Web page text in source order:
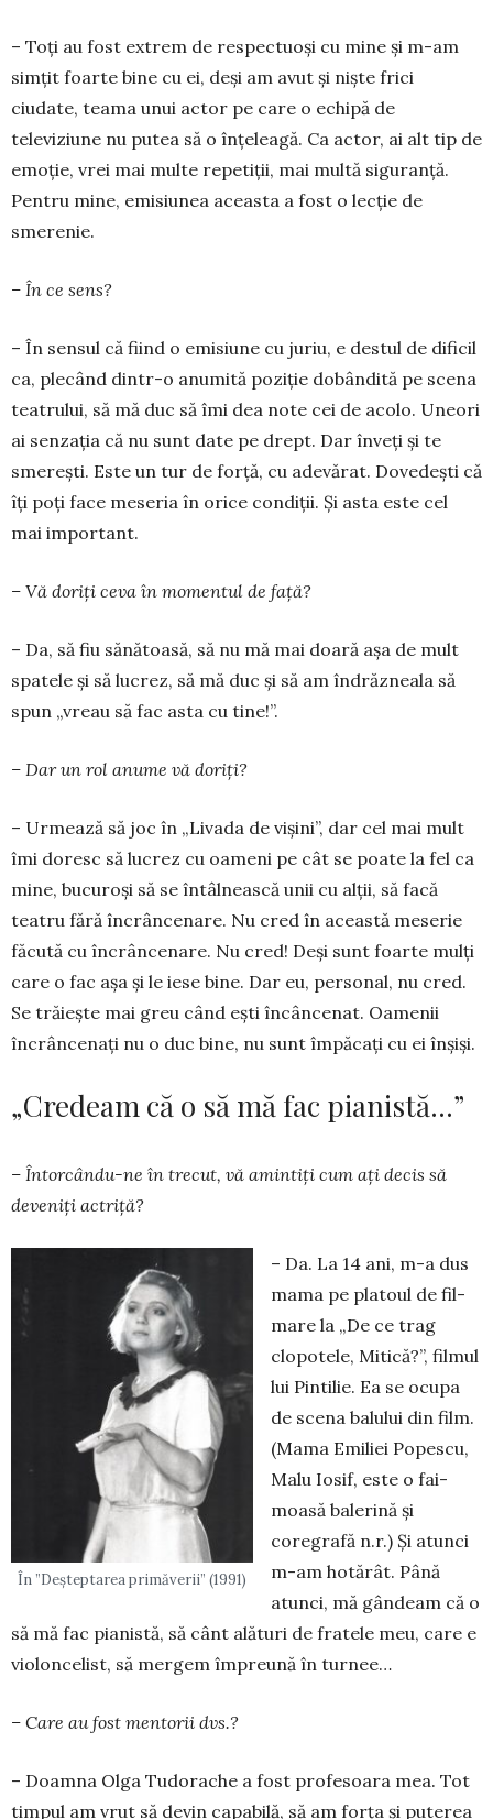
– Toți au fost extrem de respec­tuoși cu mine și m-am
simțit foarte bine cu ei, deși am avut și niște frici
ciudate, teama unui actor pe care o echipă de
televiziune nu putea să o înțeleagă. Ca actor, ai alt tip de
emoție, vrei mai multe repe­tiții, mai multă sigu­ranță.
Pentru mine, emisiu­nea aceasta a fost o lecție de
smerenie.
– În ce sens?
– În sensul că fiind o emisiune cu juriu, e des­tul de dificil
ca, plecând dintr-o anumită poziție dobândită pe scena
teatrului, să mă duc să îmi dea note cei de acolo. Uneori
ai senzația că nu sunt date pe drept. Dar înveți și te
smerești. Este un tur de forță, cu adevărat. Dovedești că
îți poți face meseria în orice condiții. Și asta este cel
mai important.
– Vă doriți ceva în momentul de față?
– Da, să fiu sănătoasă, să nu mă mai doară așa de mult
spatele și să lucrez, să mă duc și să am îndrăzneala să
spun „vreau să fac asta cu tine!”.
– Dar un rol anume vă doriți?
– Urmează să joc în „Livada de vișini”, dar cel mai mult
îmi doresc să lucrez cu oameni pe cât se poate la fel ca
mine, bucuroși să se întâl­neas­că unii cu alții, să facă
teatru fără încrâncenare. Nu cred în această meserie
făcută cu încrâncenare. Nu cred! Deși sunt foarte mulți
care o fac așa și le iese bine. Dar eu, personal, nu cred.
Se trăiește mai greu când ești încâncenat. Oamenii
încrâncenați nu o duc bine, nu sunt împăcați cu ei înșiși.
„Credeam că o să mă fac pianistă…”
– Întorcându-ne în trecut, vă amintiți cum ați decis să
deveniți actriță?
În ”Deșteptarea primăverii” (1991)
– Da. La 14 ani, m-a dus
mama pe platoul de fil­
mare la „De ce trag
clopotele, Mitică?”, filmul
lui Pintilie. Ea se ocupa
de scena balului din film.
(Ma­ma Emiliei Popescu,
Malu Iosif, este o fai­
moasă balerină și
coregrafă n.r.) Și atunci
m-am hotărât. Până
atunci, mă gândeam că o
să mă fac pianistă, să cânt ală­turi de fratele meu, care e
vio­lon­celist, să mer­gem împreună în turnee…
– Care au fost men­torii dvs.?
– Doamna Olga Tu­do­rache a fost profe­soa­ra mea. Tot
timpul am vrut să devin capabilă, să am forța și puterea